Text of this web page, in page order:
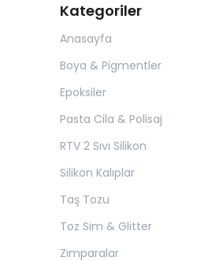
Kategoriler
Anasayfa
Boya & Pigmentler
Epoksiler
Pasta Cila & Polisaj
RTV 2 Sıvı Silikon
Silikon Kalıplar
Taş Tozu
Toz Sim & Glitter
Zımparalar